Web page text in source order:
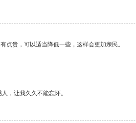
点贵，可以适当降低一些，这样会更加亲民。
，让我久久不能忘怀。